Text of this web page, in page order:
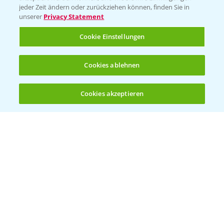
1:41
Welches Frühjahrsherbizid im Weizen
einsetzen?
(noch 4)
jeder Zeit ändern oder zurückziehen können, finden Sie in
unserer Privacy Statement
Cookie Einstellungen
Cookies ablehnen
Cookies akzeptieren